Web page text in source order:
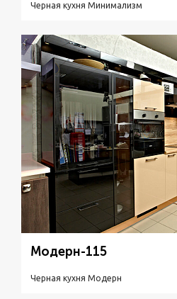
Черная кухня Минимализм
Подробнее
Модерн-115
Черная кухня Модерн